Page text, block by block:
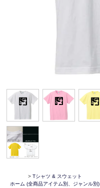
ホーム
> Tシャツ & スウェット
(全商品アイテム別、ジャンル別)